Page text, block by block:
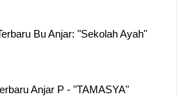
Bu Anjar: "Sekolah Ayah"
Anjar P - "TAMASYA"